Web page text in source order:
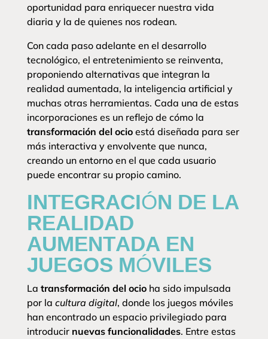
oportunidad para enriquecer nuestra vida
diaria y la de quienes nos rodean.
Con cada paso adelante en el desarrollo
tecnológico, el entretenimiento se reinventa,
proponiendo alternativas que integran la
realidad aumentada, la inteligencia artificial y
muchas otras herramientas. Cada una de estas
incorporaciones es un reflejo de cómo la
transformación del ocioestá diseñada para ser
más interactiva y envolvente que nunca,
creando un entorno en el que cada usuario
puede encontrar su propio camino.
INTEGRACIÓN DE LA
REALIDAD
AUMENTADA EN
JUEGOS MÓVILES
La transformación del ocioha sido impulsada
por la cultura digital, donde los juegos móviles
han encontrado un espacio privilegiado para
introducir nuevas funcionalidades. Entre estas